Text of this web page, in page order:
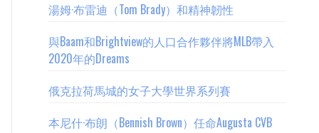
湯姆·布雷迪（Tom Brady）和精神韌性
與Baam和Brightview的人口合作夥伴將MLB帶入
2020年的Dreams
俄克拉荷馬城的女子大學世界系列賽
本尼什·布朗（Bennish Brown）任命Augusta CVB